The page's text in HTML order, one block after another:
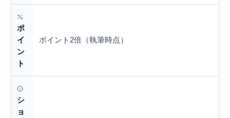
ポ
イ
ン
ト
ポイント2倍（執筆時点）
シ
ョ